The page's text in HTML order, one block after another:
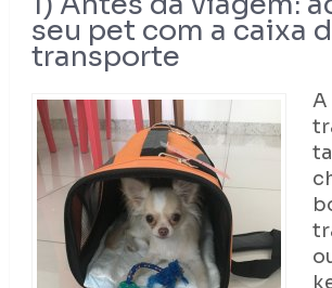
seu pet com a caixa
transporte
A